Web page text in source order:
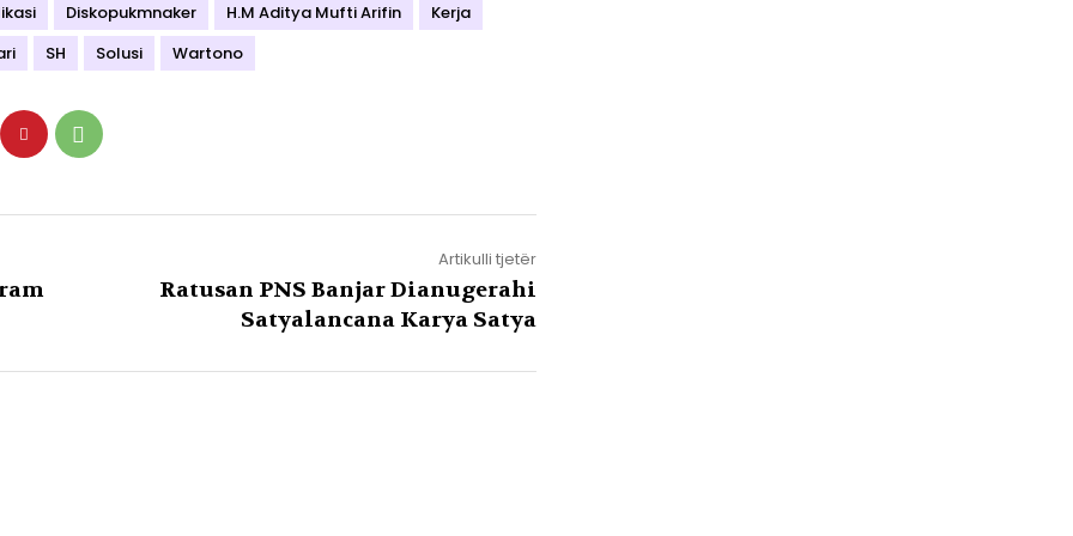
Diskopukmnaker H.M Aditya Mufti Arifin
Kerja
SH Solusi Wartono
Artikulli tjetër
Ratusan PNS Banjar Dianugerahi
Satyalancana Karya Satya